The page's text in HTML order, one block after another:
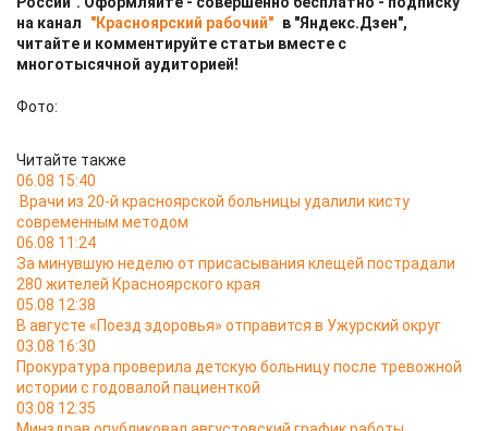
на канал
"Красноярский рабочий" в "Яндекс.Дзен",
читайте и комментируйте статьи вместе с
многотысячной аудиторией!
Фото:
Читайте также
06.08 15:40
Врачи из 20-й красноярской больницы удалили кисту
современным методом
06.08 11:24
За минувшую неделю от присасывания клещей пострадали
280 жителей Красноярского края
05.08 12:38
В августе «Поезд здоровья» отправится в Ужурский округ
03.08 16:30
Прокуратура проверила детскую больницу после тревожной
истории с годовалой пациенткой
03.08 12:35